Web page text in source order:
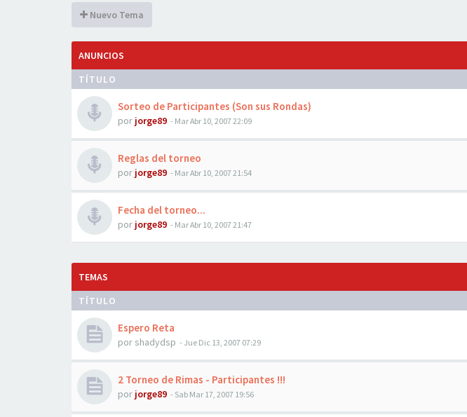
Nuevo Tema
ANUNCIOS
TÍTULO
Sorteo de Participantes (Son sus Rondas)
por jorge89 - Mar Abr 10, 2007 22:09
Reglas del torneo
por jorge89 - Mar Abr 10, 2007 21:54
Fecha del torneo...
por jorge89 - Mar Abr 10, 2007 21:47
TEMAS
TÍTULO
Espero Reta
por shadydsp - Jue Dic 13, 2007 07:29
2 Torneo de Rimas - Participantes !!!
por jorge89 - Sab Mar 17, 2007 19:56